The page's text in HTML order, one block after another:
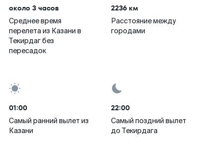
около 3 часов
Среднее время
перелета из Казани в
Текирдаг без
пересадок
2236 км
Расстояние между
городами
01:00
Самый ранний вылет из
Казани
22:00
Самый поздний вылет
до Текирдага